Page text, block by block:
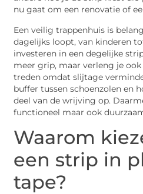
nu gaat om een renovatie of
Een veilig trappenhuis is
dagelijks loopt, van kinderen
investeren in een degelijke
meer grip, maar verleng je
treden omdat slijtage
buffer tussen schoenzolen en
deel van de wrijving op.
functioneel maar ook
Waarom
een strip in
tape?